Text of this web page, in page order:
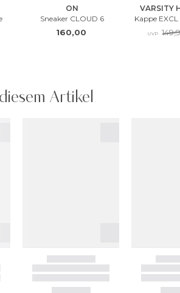
Artikel